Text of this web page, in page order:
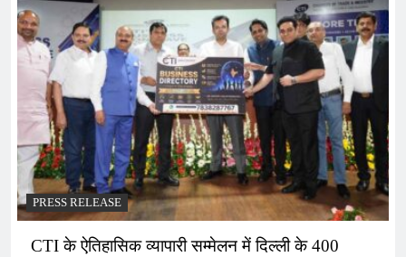
PRESS RELEASE
CTI के ऐतिहासिक व्यापारी सम्मेलन में दिल्ली के 400